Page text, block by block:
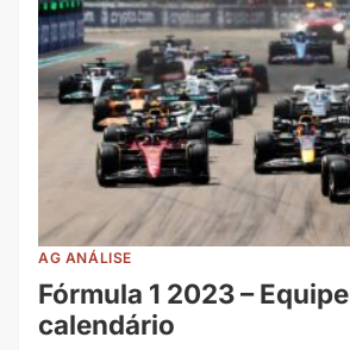
AG ANÁLISE
Fórmula 1 2023 –
calendário